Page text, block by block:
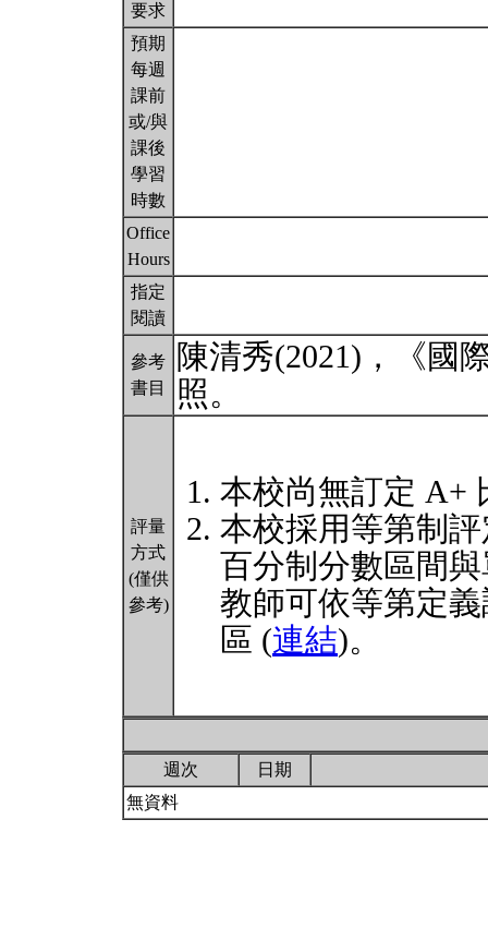
要求
預期
每週
課前
或/與
課後
學習
時數
Office
Hours
指定
閱讀
參考
書目
陳清秀(2021)，《國
照。
評量
方式
(僅供
參考)
本校尚無訂定 A+
本校採用等第制
百分制分數區間
教師可依等第定
區 (連結)。
週次
日期
無資料